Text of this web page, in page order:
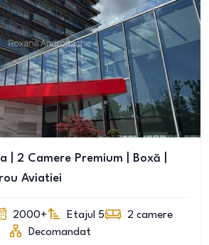
| 2 Camere Premium | Boxă |
Aviatiei
2000+ Etajul 5 2 camere
Decomandat